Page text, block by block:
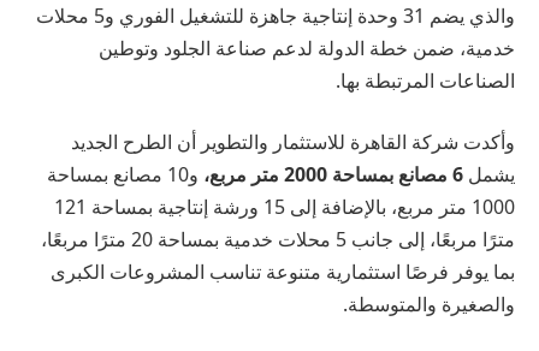
والذي يضم 31 وحدة إنتاجية جاهزة للتشغيل الفوري و5 محلات
خدمية، ضمن خطة الدولة لدعم صناعة الجلود وتوطين
الصناعات المرتبطة بها.
وأكدت شركة القاهرة للاستثمار والتطوير أن الطرح الجديد
يشمل
و10 مصانع بمساحة
1000 متر مربع، بالإضافة إلى 15 ورشة إنتاجية بمساحة 121
مترًا مربعًا، إلى جانب 5 محلات خدمية بمساحة 20 مترًا مربعًا،
بما يوفر فرصًا استثمارية متنوعة تناسب المشروعات الكبرى
والصغيرة والمتوسطة.